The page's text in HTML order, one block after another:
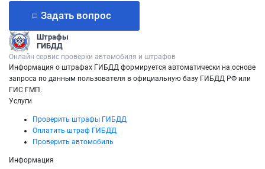
Задать вопрос
Штрафы
ГИБДД
Онлайн сервис проверки автомобиля и штрафов
Информация о штрафах ГИБДД формируется автоматически на основе
запроса по данным пользователя в официальную базу ГИБДД РФ или
ГИС ГМП.
Услуги
Проверить штрафы ГИБДД
Оплатить штраф ГИБДД
Проверить автомобиль
Информация